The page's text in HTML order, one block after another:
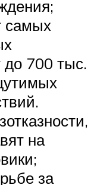
самых
до 700 тыс.
на
за